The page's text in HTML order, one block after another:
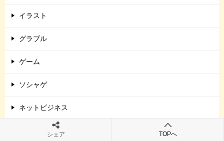
イラスト
グラブル
ゲーム
ソシャゲ
ネットビジネス
シェア TOPへ